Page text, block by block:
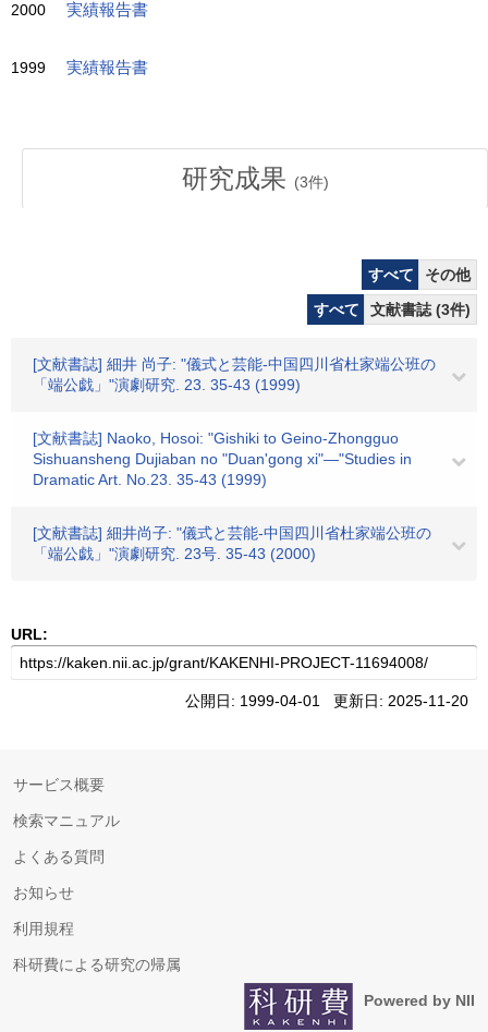
2000 実績報告書
1999 実績報告書
研究成果 (3件)
すべて
その他
すべて
文献書誌 (3件)
[文献書誌] 細井 尚子: "儀式と芸能-中国四川省杜家端公班の
「端公戯」"演劇研究. 23. 35-43 (1999)
[文献書誌] Naoko, Hosoi: "Gishiki to Geino-Zhongguo
Sishuansheng Dujiaban no "Duan'gong xi"―"Studies in
Dramatic Art. No.23. 35-43 (1999)
[文献書誌] 細井尚子: "儀式と芸能-中国四川省杜家端公班の
「端公戯」"演劇研究. 23号. 35-43 (2000)
URL:
公開日: 1999-04-01 更新日: 2025-11-20
サービス概要
検索マニュアル
よくある質問
お知らせ
利用規程
科研費による研究の帰属
Powered by NII